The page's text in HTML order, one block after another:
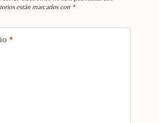
están marcados con *
*